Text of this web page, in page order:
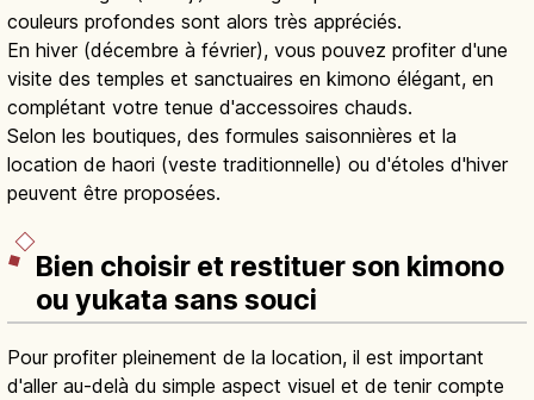
couleurs profondes sont alors très appréciés.
En hiver (décembre à février), vous pouvez profiter d'une
visite des temples et sanctuaires en kimono élégant, en
complétant votre tenue d'accessoires chauds.
Selon les boutiques, des formules saisonnières et la
location de haori (veste traditionnelle) ou d'étoles d'hiver
peuvent être proposées.
Bien choisir et restituer son kimono
ou yukata sans souci
Pour profiter pleinement de la location, il est important
d'aller au-delà du simple aspect visuel et de tenir compte